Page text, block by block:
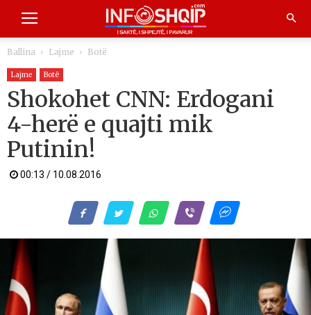
Ballina Lajme Botë
Lajme Botë
Shokohet CNN: Erdogani
4-herë e quajti mik
Putinin!
00:13 / 10.08.2016